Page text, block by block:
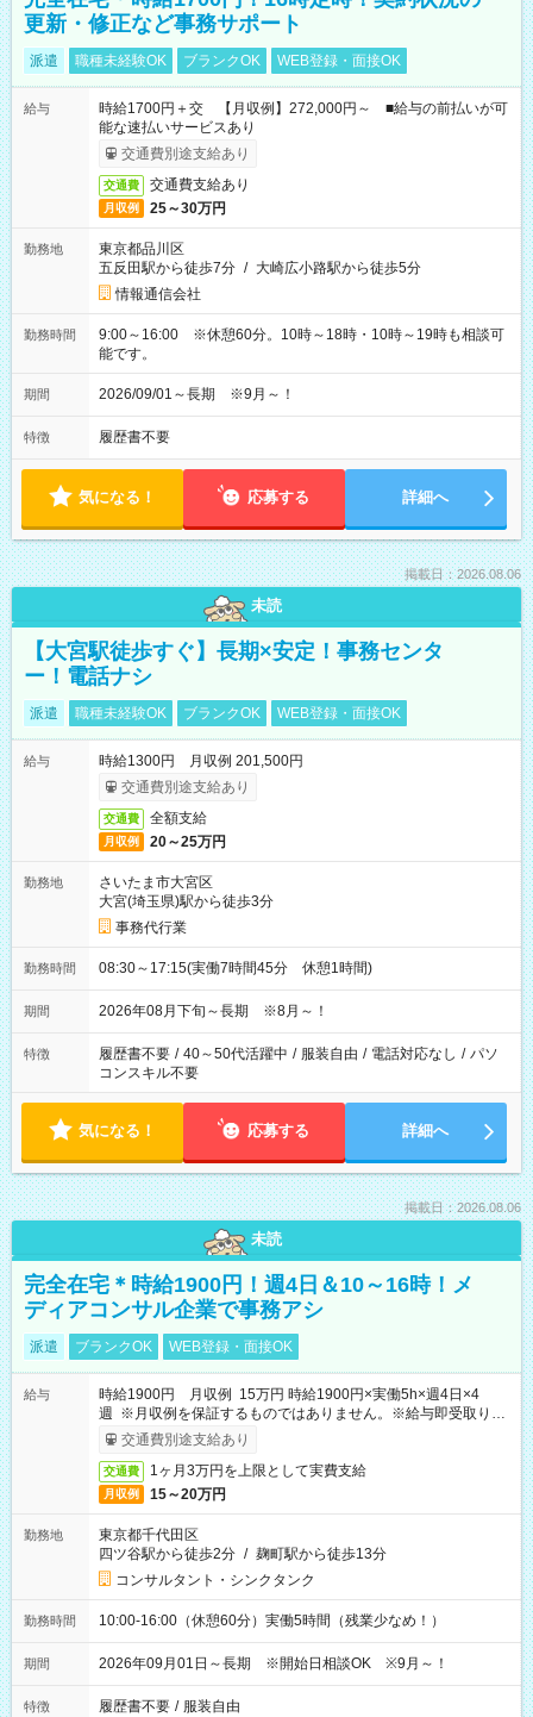
更新・修正など事務サポート
派遣 職種未経験OK ブランクOK WEB登録・面接OK
給与
時給1700円＋交 【月収例】272,000円～ ■給与の前払いが可
能な速払いサービスあり
交通費別途支給あり
交通費 交通費支給あり
月収例 25～30万円
勤務地
東京都品川区
五反田駅から徒歩7分 / 大崎広小路駅から徒歩5分
情報通信会社
勤務時間
9:00～16:00 ※休憩60分。10時～18時・10時～19時も相談可
能です。
期間 2026/09/01～長期 ※9月～！
特徴 履歴書不要
気になる！ 応募する 詳細へ
掲載日：2026.08.06
未読
【大宮駅徒歩すぐ】長期×安定！事務センタ
ー！電話ナシ
派遣 職種未経験OK ブランクOK WEB登録・面接OK
給与
時給1300円 月収例 201,500円
交通費別途支給あり
交通費 全額支給
月収例 20～25万円
勤務地
さいたま市大宮区
大宮(埼玉県)駅から徒歩3分
事務代行業
勤務時間 08:30～17:15(実働7時間45分 休憩1時間)
期間 2026年08月下旬～長期 ※8月～！
特徴 履歴書不要 / 40～50代活躍中 / 服装自由 / 電話対応なし / パソ
コンスキル不要
気になる！ 応募する 詳細へ
掲載日：2026.08.06
未読
完全在宅＊時給1900円！週4日＆10～16時！メ
ディアコンサル企業で事務アシ
派遣 ブランクOK WEB登録・面接OK
給与
時給1900円 月収例 15万円 時給1900円×実働5h×週4日×4
週 ※月収例を保証するものではありません。※給与即受取りサ
ービス利用可（利用条件有）
交通費別途支給あり
交通費 1ヶ月3万円を上限として実費支給
月収例 15～20万円
勤務地
東京都千代田区
四ツ谷駅から徒歩2分 / 麹町駅から徒歩13分
コンサルタント・シンクタンク
勤務時間 10:00-16:00（休憩60分）実働5時間（残業少なめ！）
期間 2026年09月01日～長期 ※開始日相談OK ※9月～！
特徴 履歴書不要 / 服装自由